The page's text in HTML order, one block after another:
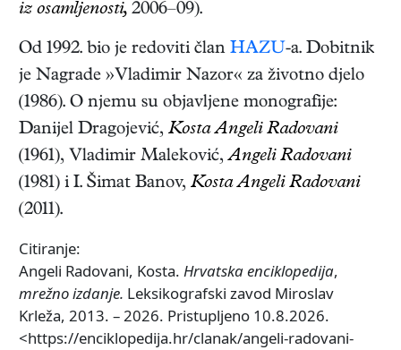
iz osamljenosti, 2006–09).
Od 1992. bio je redoviti član HAZU-a. Dobitnik
je Nagrade »Vladimir Nazor« za životno djelo
(1986). O njemu su objavljene monografije:
Danijel Dragojević, Kosta Angeli Radovani
(1961), Vladimir Maleković,Angeli Radovani
(1981) i I. Šimat Banov, Kosta Angeli Radovani
(2011).
Citiranje:
Angeli Radovani, Kosta. Hrvatska enciklopedija,
mrežno izdanje. Leksikografski zavod Miroslav
Krleža, 2013. – 2026. Pristupljeno 10.8.2026.
<https://enciklopedija.hr/clanak/angeli-radovani-